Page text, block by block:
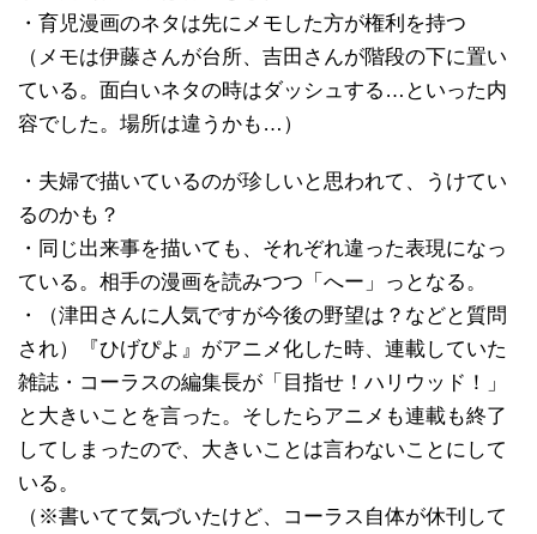
・育児漫画のネタは先にメモした方が権利を持つ
（メモは伊藤さんが台所、吉田さんが階段の下に置い
ている。面白いネタの時はダッシュする…といった内
容でした。場所は違うかも…）
・夫婦で描いているのが珍しいと思われて、うけてい
るのかも？
・同じ出来事を描いても、それぞれ違った表現になっ
ている。相手の漫画を読みつつ「へー」っとなる。
・（津田さんに人気ですが今後の野望は？などと質問
され）『ひげぴよ』がアニメ化した時、連載していた
雑誌・コーラスの編集長が「目指せ！ハリウッド！」
と大きいことを言った。そしたらアニメも連載も終了
してしまったので、大きいことは言わないことにして
いる。
（※書いてて気づいたけど、コーラス自体が休刊して